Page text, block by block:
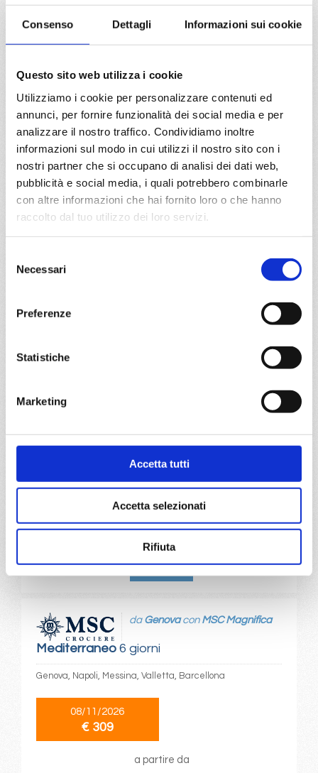
Consenso Dettagli Informazioni sui cookie
Questo sito web utilizza i cookie
Utilizziamo i cookie per personalizzare contenuti ed
annunci, per fornire funzionalità dei social media e per
analizzare il nostro traffico. Condividiamo inoltre
informazioni sul modo in cui utilizzi il nostro sito con i
nostri partner che si occupano di analisi dei dati web,
pubblicità e social media, i quali potrebbero combinarle
con altre informazioni che hai fornito loro o che hanno
raccolto dal tuo utilizzo dei loro servizi.
delNecessari
Preferenze
Statistiche
Marketing
Accetta tutti
Accetta selezionati
Rifiuta
€ 267
Mediterraneo5 giorni
da
Genova, Valencia, Provence(marseilles), Genova
11/04/2028
€ 297
Mediterraneo
Costa Fascinosa
€ 300
a partire da
€ 300
DETTAGLI
Mediterraneo6 giorni
da Genovacon MSC Magnifica
Genova, Napoli, Messina, Valletta, Barcellona
08/11/2026
€ 309
a partire da